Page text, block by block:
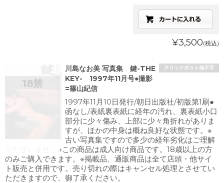
¥3,500(税込)
クリックポスト他不可
川島なお美 写真集 鍵-THE
KEY- 1997年11月号●撮影
=篠山紀信
1997年11月10日発行/朝日出版社/初版第1刷●
函なし/表紙裏表紙に経年の汚れ、裏表紙小口
部分に少々傷み、上部に少々角折れがありま
すが、ほかの中身は概ね良好な状態です。※
古い写真集ですので多少の経年劣化はご理解
くださいませ。※この商品は成人向け商品です。18歳以上の方
のみご購入できます。※掲載品、通販商品は全て店頭・他サイ
ト販売と併用です。売り切れの際はキャンセル処理とさせてい
ただきますので、御了承ください。